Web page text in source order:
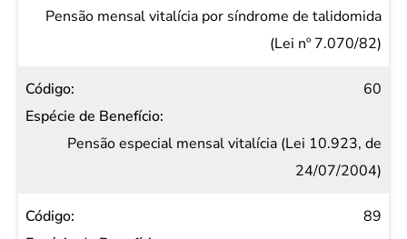
Pensão mensal vitalícia por síndrome de talidomida
(Lei nº 7.070/82)
60
Pensão especial mensal vitalícia (Lei 10.923, de
24/07/2004)
89